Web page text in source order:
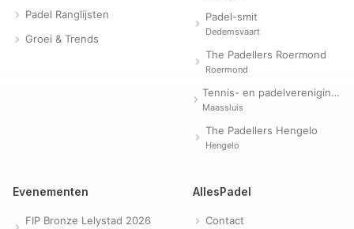
Padel Ranglijsten
Groei & Trends
Padel-smit
Dedemsvaart
The Padellers Roermond
Roermond
Tennis- en padelvereniging Evergreen
Maassluis
The Padellers Hengelo
Hengelo
Evenementen
FIP Bronze Lelystad 2026
AllesPadel
Contact